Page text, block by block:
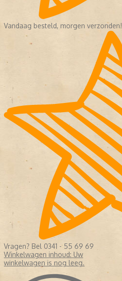
Vandaag besteld, morgen verzonden!
Vragen? Bel 0341 - 55 69 69
Winkelwagen inhoud: Uw
winkelwagen is nog leeg.